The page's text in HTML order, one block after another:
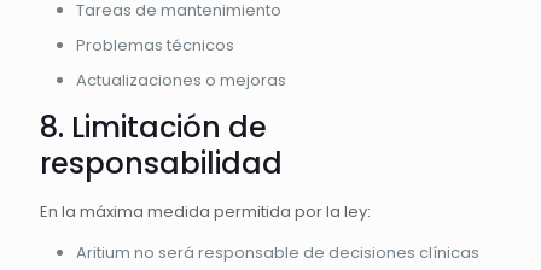
Tareas de mantenimiento
Problemas técnicos
Actualizaciones o mejoras
8. Limitación de
responsabilidad
En la máxima medida permitida por la ley:
Aritium no será responsable de decisiones clínicas